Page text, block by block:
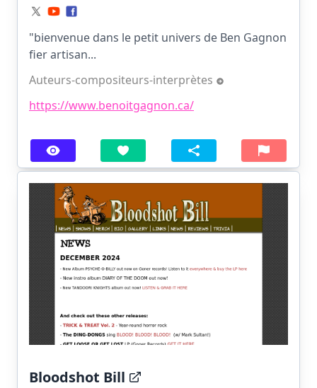
"bienvenue dans le petit univers de Ben Gagnon
fier artisan...
Auteurs-compositeurs-interprètes
https://www.benoitgagnon.ca/
Bloodshot Bill